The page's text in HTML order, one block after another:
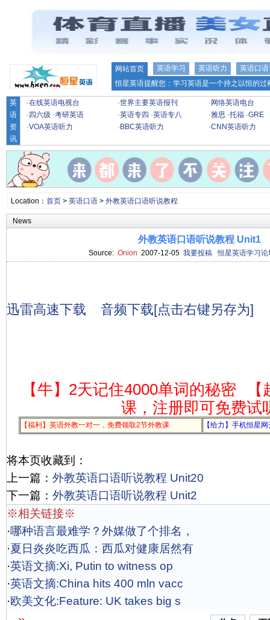
网站首页 英语学习 英语听力
英语口语
恒星英语提醒您：学习英语是一个持之以恒的
英
语
资
讯
·在线英语电视台 ·世界主要英语报刊 · 网络英语电台
· 四六级 ·考研英语 ·英语专四 ·英语专八 ·雅思 ·托福 ·GRE
·VOA英语听力 · BBC英语听力 ·CNN英语听力
Location： 首页> 英语口语> 外教英语口语听说教程
News
外教英语口语听说教程 Unit1
Source: Onion 2007-12-05 我要投稿 恒星英语学习论
迅雷高速下载 音频下载[点击右键另存为]
【牛】2天记住4000单词的秘密
课，注册即可免费试
【福利】英语外教一对一，免费领取2节外教课 【给力】手机恒星
将本页收藏到：
上一篇： 外教英语口语听说教程 Unit20
下一篇： 外教英语口语听说教程 Unit2
※相关链接※
·哪种语言最难学？外媒做了个排名，
·夏日炎炎吃西瓜：西瓜对健康居然有
·英语文摘:Xi, Putin to witness op
·英语文摘:China hits 400 mln vacc
·欧美文化:Feature: UK takes big s